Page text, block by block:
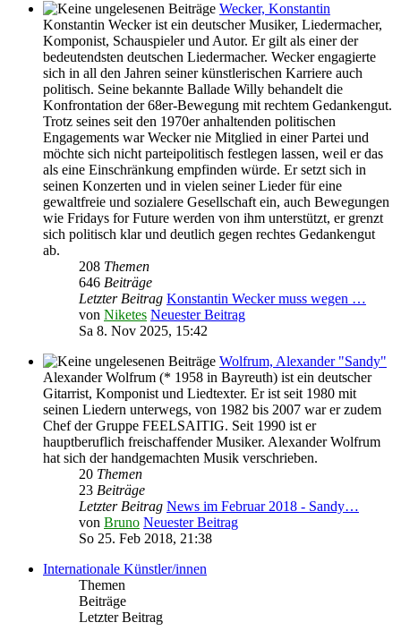
Wecker, Konstantin
Konstantin Wecker ist ein deutscher Musiker, Liedermacher,
Komponist, Schauspieler und Autor. Er gilt als einer der
bedeutendsten deutschen Liedermacher. Wecker engagierte
sich in all den Jahren seiner künstlerischen Karriere auch
politisch. Seine bekannte Ballade Willy behandelt die
Konfrontation der 68er-Bewegung mit rechtem Gedankengut.
Trotz seines seit den 1970er anhaltenden politischen
Engagements war Wecker nie Mitglied in einer Partei und
möchte sich nicht parteipolitisch festlegen lassen, weil er das
als eine Einschränkung empfinden würde. Er setzt sich in
seinen Konzerten und in vielen seiner Lieder für eine
gewaltfreie und sozialere Gesellschaft ein, auch Bewegungen
wie Fridays for Future werden von ihm unterstützt, er grenzt
sich politisch klar und deutlich gegen rechtes Gedankengut
ab.
208 Themen
646 Beiträge
Letzter Beitrag Konstantin Wecker muss wegen …
von Niketes Neuester Beitrag
Sa 8. Nov 2025, 15:42
Wolfrum, Alexander "Sandy"
Alexander Wolfrum (* 1958 in Bayreuth) ist ein deutscher
Gitarrist, Komponist und Liedtexter. Er ist seit 1980 mit
seinen Liedern unterwegs, von 1982 bis 2007 war er zudem
Chef der Gruppe FEELSAITIG. Seit 1990 ist er
hauptberuflich freischaffender Musiker. Alexander Wolfrum
hat sich der handgemachten Musik verschrieben.
20 Themen
23 Beiträge
Letzter Beitrag News im Februar 2018 - Sandy…
von Bruno Neuester Beitrag
So 25. Feb 2018, 21:38
Internationale Künstler/innen
Themen
Beiträge
Letzter Beitrag